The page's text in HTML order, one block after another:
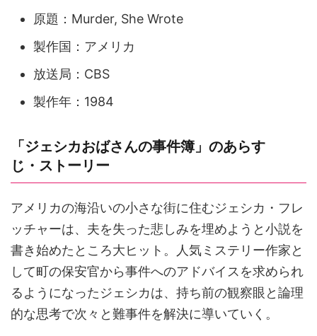
原題：Murder, She Wrote
製作国：アメリカ
放送局：CBS
製作年：1984
「ジェシカおばさんの事件簿」のあらす
じ・ストーリー
アメリカの海沿いの小さな街に住むジェシカ・フレ
ッチャーは、夫を失った悲しみを埋めようと小説を
書き始めたところ大ヒット。人気ミステリー作家と
して町の保安官から事件へのアドバイスを求められ
るようになったジェシカは、持ち前の観察眼と論理
的な思考で次々と難事件を解決に導いていく。